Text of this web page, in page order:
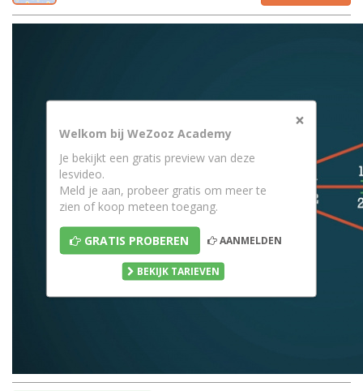
×
Welkom bij WeZooz Academy
Je bekijkt een gratis preview van deze
lesvideo.
Meld je aan, probeer gratis om meer te
zien of koop meteen toegang.
GRATIS PROBEREN AANMELDEN
BEKIJK TARIEVEN